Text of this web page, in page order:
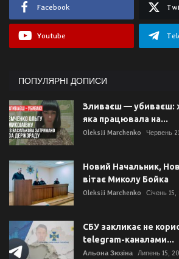
Facebook
Youtube
ПОПУЛЯРНІ ДОПИСИ
Зливаєш — убиваєш:
яка працювала на...
Oleksii Marchenko Червень
Новий Начальник,
вітає Миколу Бойка
Oleksii Marchenko Січень
СБУ закликає не
telegram-каналами...
Альона Зюзіна Липень 15,